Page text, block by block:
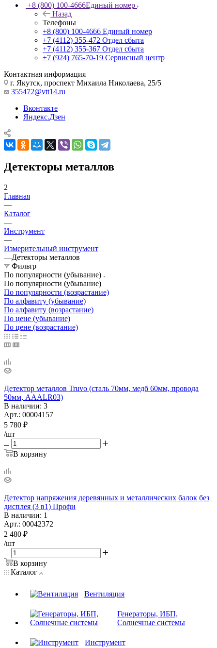
+8 (800) 100-4666Единый номер
Назад
Телефоны
+8 (800) 100-4666 Единый номер
+7 (4112) 355-472 Отдел сбыта
+7 (4112) 355-367 Отдел сбыта
+7 (924) 765-70-19 Сервисный центр
Контактная информация
г. Якутск, проспект Михаила Николаева, 25/5
355472@vtt14.ru
Вконтакте
Яндекс.Дзен
Детекторы металлов
2
Главная
—
Каталог
—
Инструмент
—
Измерительный инструмент
—Детекторы металлов
Фильтр
По популярности (убывание)
По популярности (убывание)
По популярности (возрастание)
По алфавиту (убывание)
По алфавиту (возрастание)
По цене (убывание)
По цене (возрастание)
Детектор металлов Truvo (сталь 70мм, медб 60мм, провода
50мм, AAALR03)
В наличии: 3
Арт.: 00004157
5 780 ₽
/шт
В корзину
Детектор напряжения деревянных и металлических балок без
дисплея (3 в1) Профи
В наличии: 1
Арт.: 00042372
2 480 ₽
/шт
В корзину
Каталог
Вентиляция
Генераторы, ИБП,
Солнечные системы
Инструмент